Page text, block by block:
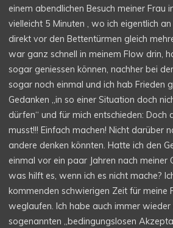
einem abendlichen Besuch meiner Frau
vielleicht 5 Minuten , wo ich eigentlich
direkt vor den Bettentürmen gleich
war ganz schnell in meinem Flow drin,
sogar geniessen können, nachher bei
sogar noch einmal und ich hab Frieden
Gedanken „in so einer Situation doch
dürfen“ und für mich entschieden: Doch
musst!!! Einfach machen! Nicht darüber
andere denken könnten. Hatte ich den
einmal vor ein paar Jahren nach meiner
was hilft es, wenn ich es nicht mache?
kommenden schwierigen Zeit für meine
weglaufen. Ich habe auch immer
sogenannten „bedingungslosen